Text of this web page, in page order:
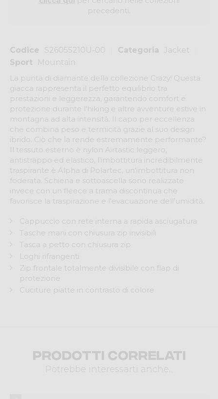
Codice S26055210U-00 Categoria
Jacket
Sport
Mountain
La punta di diamante della collezione Crazy! Questa
giacca rappresenta il perfetto equilibrio tra
prestazioni e leggerezza, garantendo comfort e
protezione durante l'hiking e altre avventure estive in
montagna ad alta intensità. Il capo per eccellenza
che combina peso e termicità grazie al suo design
ibrido. Ciò che la rende estremamente performante?
Il tessuto esterno è nylon Airtastic leggero,
antistrappo ed elastico, l’imbottitura incredibilmente
traspirante è Alpha di Polartec, un'imbottitura non
foderata. Schiena e sottoascella sono realizzate
invece con un fleece a trama discontinua che
favorisce la traspirazione e l’evacuazione dell’umidità.
Cappuccio con rete interna a rapida asciugatura
Tasche mani con chiusura zip invisibili
Tasca a petto con chiusura zip
Loghi rifrangenti
Zip frontale totalmente divisibile con flap di
protezione
Cuciture piatte in contrasto di colore
precedenti.
Prodotti correlati
Potrebbe interessarti anche...